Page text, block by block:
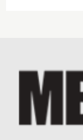
trị bằng
tác dụng rất
Tái tạo
Thay thế